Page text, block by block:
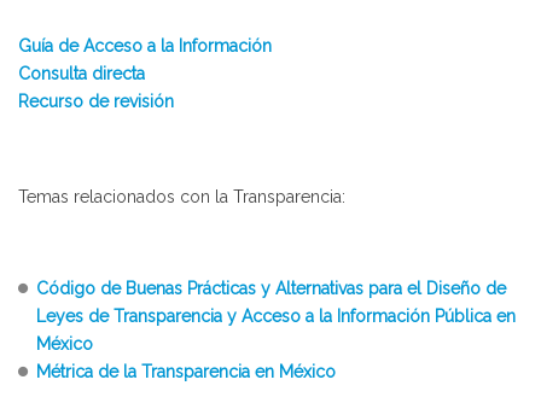
Guía de Acceso a la Información
Consulta directa
Recurso de revisión
Temas relacionados con la Transparencia:
Código de Buenas Prácticas y Alternativas para el Diseño de
Leyes de Transparencia y Acceso a la Información Pública en
México
Métrica de la Transparencia en México